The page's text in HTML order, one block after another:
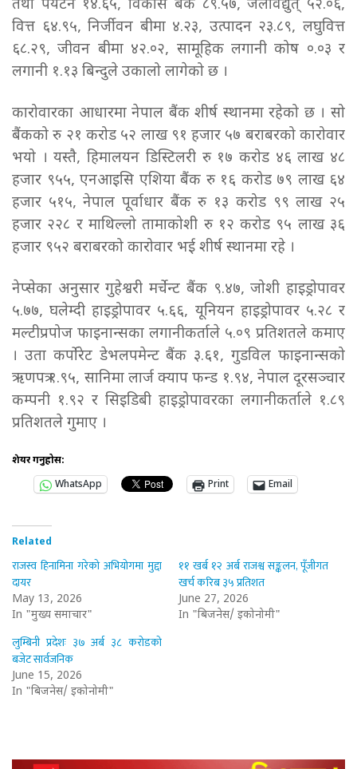
तथा पर्यटन १४.६५, विकास बैंक ८९.५७, जलविद्युत् ५२.०६,
वित्त ६४.९५, निर्जीवन बीमा ४.२३, उत्पादन २३.८९, लघुवित्त
६८.२९, जीवन बीमा ४२.०२, सामूहिक लगानी कोष ०.०३ र
लगानी १.१३ बिन्दुले उकालो लागेको छ ।
कारोवारका आधारमा नेपाल बैंक शीर्ष स्थानमा रहेको छ । सो
बैंकको रु २१ करोड ५२ लाख ९१ हजार ५७ बराबरको कारोवार
भयो । यस्तै, हिमालयन डिस्टिलरी रु १७ करोड ४६ लाख ४८
हजार ९५५, एनआइसि एशिया बैंक रु १६ करोड ७९ लाख ६४
हजार ५१५, नेपाल पूर्वाधार बैंक रु १३ करोड ९९ लाख २५
हजार २२८ र माथिल्लो तामाकोशी रु १२ करोड ९५ लाख ३६
हजार ९५२ बराबरको कारोवार भई शीर्ष स्थानमा रहे ।
नेप्सेका अनुसार गुहेश्वरी मर्चेन्ट बैंक ९.४७, जोशी हाइड्रोपावर
५.७७, घलेम्दी हाइड्रोपावर ५.६६, यूनियन हाइड्रोपावर ५.२८ र
मल्टीप्रपोज फाइनान्सका लगानीकर्ताले ५.०९ प्रतिशतले कमाए
। उता कर्पोरेट डेभलपमेन्ट बैंक ३.६१, गुडविल फाइनान्सको
ऋणपत्र १.९५, सानिमा लार्ज क्याप फन्ड १.९४, नेपाल दूरसञ्चार
कम्पनी १.९२ र सिइडिबी हाइड्रोपावरका लगानीकर्ताले १.८९
प्रतिशतले गुमाए ।
शेयर गर्नुहोस:
WhatsApp
Print Email
Related
राजस्व हिनामिना गरेको अभियोगमा मुद्दा
दायर
May 13, 2026
In "मुख्य समाचार"
११ खर्ब १२ अर्ब राजश्व सङ्कलन, पूँजीगत
खर्च करिब ३५ प्रतिशत
June 27, 2026
In "बिजनेस/ इकोनोमी"
लुम्बिनी प्रदेशः ३७ अर्ब ३८ करोडको
बजेट सार्वजनिक
June 15, 2026
In "बिजनेस/ इकोनोमी"